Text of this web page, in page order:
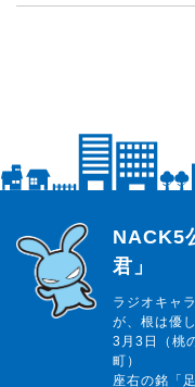
らじっと君
NACK5
君」
ラジオキャ
が、根は優
3月3日（桃
町）
座右の銘「